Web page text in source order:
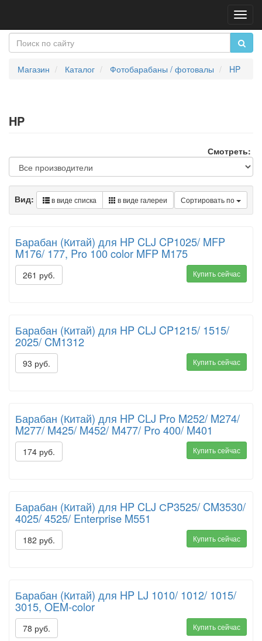
Магазин Каталог Фотобарабаны / фотовалы HP
HP
Смотреть:
Сортировать по
Вид: в виде списка в виде галереи
Барабан (Китай) для HP CLJ CP1025/ MFP
M176/ 177, Pro 100 color MFP M175
261 руб. Купить сейчас
Барабан (Китай) для HP CLJ CP1215/ 1515/
2025/ CM1312
93 руб. Купить сейчас
Барабан (Китай) для HP CLJ Pro M252/ M274/
M277/ M425/ M452/ M477/ Pro 400/ M401
174 руб. Купить сейчас
Барабан (Китай) для HP CLJ СP3525/ CM3530/
4025/ 4525/ Enterprise M551
182 руб. Купить сейчас
Барабан (Китай) для HP LJ 1010/ 1012/ 1015/
3015, OEM-color
78 руб. Купить сейчас